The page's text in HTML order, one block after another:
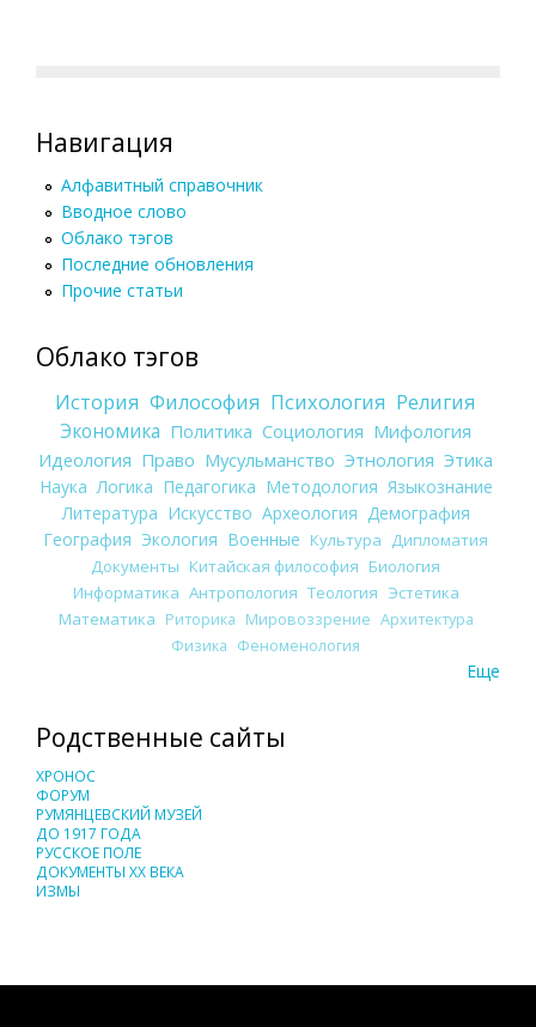
Навигация
Алфавитный справочник
Вводное слово
Облако тэгов
Последние обновления
Прочие статьи
Облако тэгов
История Философия Психология Религия
Экономика Политика Социология Мифология
Идеология Право Мусульманство Этнология Этика
Наука Логика Педагогика Методология Языкознание
Литература Искусство Археология Демография
География Экология Военные Культура
Дипломатия
Документы Китайская философия Биология
Информатика Антропология Теология Эстетика
Математика Риторика Мировоззрение Архитектура
Физика Феноменология
Еще
Родственные сайты
ХРОНОС
ФОРУМ
РУМЯНЦЕВСКИЙ МУЗЕЙ
ДО 1917 ГОДА
РУССКОЕ ПОЛЕ
ДОКУМЕНТЫ XX ВЕКА
ИЗМЫ